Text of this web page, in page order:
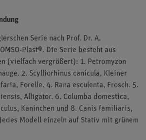
Serie nach Prof. Dr. A.
Plast®. Die Serie besteht aus
(vielfach vergrößert): 1. Petromyzon
2. Scylliorhinus canicula, Kleiner
Forelle. 4. Rana esculenta, Frosch. 5.
Alligator. 6. Columba domestica,
Kaninchen und 8. Canis familiaris,
Modell einzeln auf Stativ mit grünem